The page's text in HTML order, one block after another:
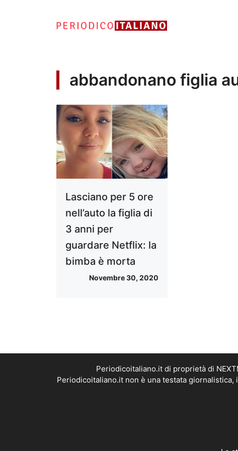
abbandonano figlia
Lasciano per 5 ore
nell’auto la figlia di
3 anni per
guardare Netflix: la
bimba è morta
Novembre 30, 2020
Periodicoitaliano.it di proprietà di
Periodicoitaliano.it non è una testata